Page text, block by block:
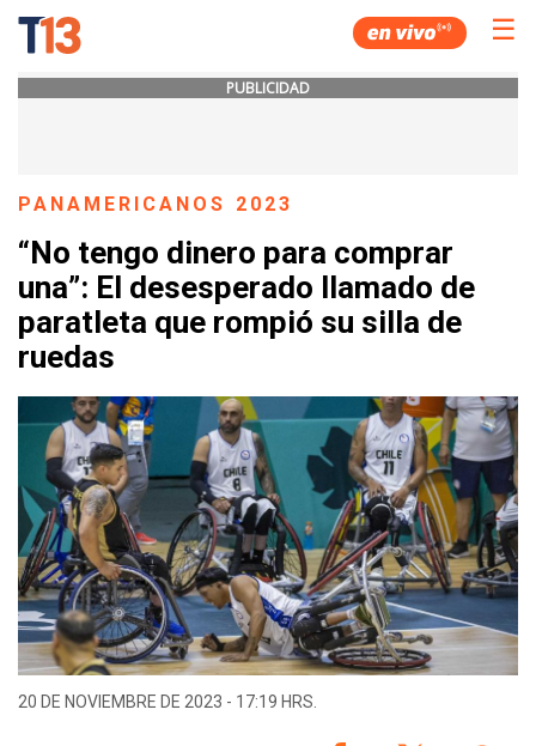
☰
PUBLICIDAD
PANAMERICANOS 2023
“No tengo dinero para comprar
una”: El desesperado llamado de
paratleta que rompió su silla de
ruedas
20 DE NOVIEMBRE DE 2023 - 17:19 HRS.